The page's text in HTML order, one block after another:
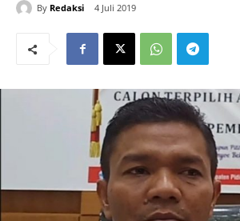
By Redaksi 4 Juli 2019